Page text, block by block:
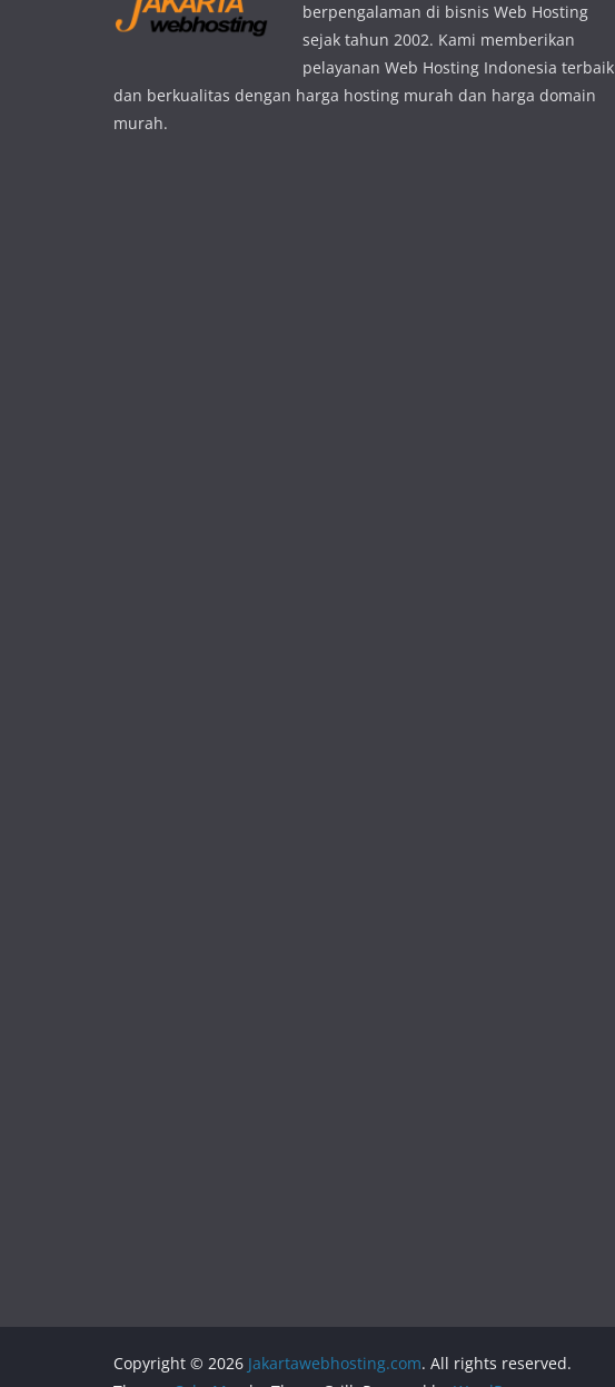
berpengalaman di bisnis Web Hosting
sejak tahun 2002. Kami memberikan
pelayanan Web Hosting Indonesia terbaik
dan berkualitas dengan harga hosting murah dan harga domain
murah.
Copyright © 2026 Jakartawebhosting.com. All rights reserved.